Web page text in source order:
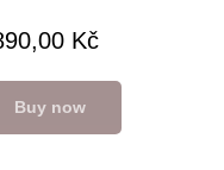
Kč
Buy now